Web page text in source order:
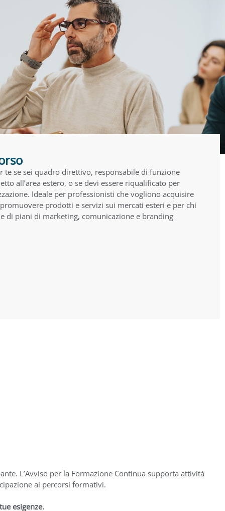
te se sei quadro direttivo, responsabile di funzione
all’area estero, o se devi essere riqualificato per
Ideale per professionisti che vogliono acquisire
prodotti e servizi sui mercati esteri e per chi
di piani di marketing, comunicazione e branding
L’Avviso per la Formazione Continua supporta attività
ai percorsi formativi.
esigenze.